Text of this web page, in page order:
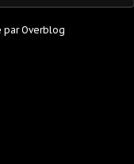
parOverblog